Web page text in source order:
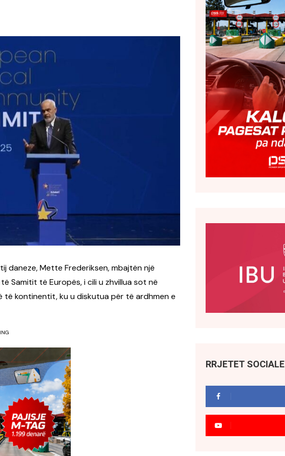
daneze, Mette Frederiksen, mbajtën një
Samitit të Europës, i cili u zhvillua sot në
të kontinentit, ku u diskutua për të ardhmen e
RRJETET SOCIALE